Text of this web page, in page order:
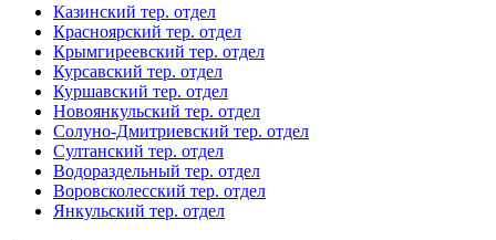
Казинский тер. отдел
Красноярский тер. отдел
Крымгиреевский тер. отдел
Курсавский тер. отдел
Куршавский тер. отдел
Новоянкульский тер. отдел
Солуно-Дмитриевский тер. отдел
Султанский тер. отдел
Водораздельный тер. отдел
Воровсколесский тер. отдел
Янкульский тер. отдел